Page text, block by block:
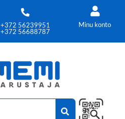
+372 56239951
+372 56688787
Minu konto